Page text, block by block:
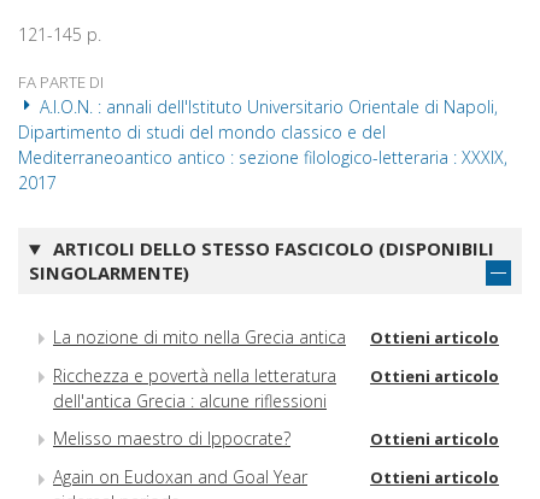
121-145 p.
FA PARTE DI
A.I.O.N. : annali dell'Istituto Universitario Orientale di Napoli,
Dipartimento di studi del mondo classico e del
Mediterraneoantico antico : sezione filologico-letteraria : XXXIX,
2017
ARTICOLI DELLO STESSO FASCICOLO (DISPONIBILI
SINGOLARMENTE)
La nozione di mito nella Grecia antica Ottieni articolo
Ricchezza e povertà nella letteratura
dell'antica Grecia : alcune riflessioni
Ottieni articolo
Melisso maestro di Ippocrate? Ottieni articolo
Again on Eudoxan and Goal Year
Ottieni articolo